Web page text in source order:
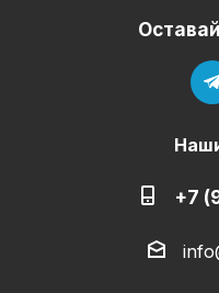
+7